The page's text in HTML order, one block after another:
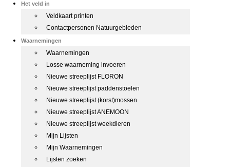
Het veld in
Veldkaart printen
Contactpersonen Natuurgebieden
Waarnemingen
Waarnemingen
Losse waarneming invoeren
Nieuwe streeplijst FLORON
Nieuwe streeplijst paddenstoelen
Nieuwe streeplijst (korst)mossen
Nieuwe streeplijst ANEMOON
Nieuwe streeplijst weekdieren
Mijn Lijsten
Mijn Waarnemingen
Lijsten zoeken